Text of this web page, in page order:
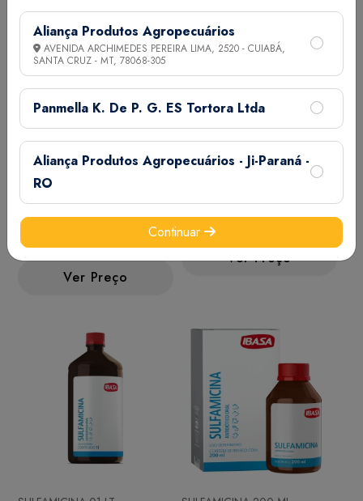
IBATRIN ORAL CAES GATOS
Ver Preço
KETOCHLOR 250 ML
Ver Preço
Aliança Produtos Agropecuários
AVENIDA ARCHIMEDES PEREIRA LIMA, 2520 - CUIABÁ,
SANTA CRUZ - MT, 78068-305
Panmella K. De P. G. ES Tortora Ltda
Aliança Produtos Agropecuários - Ji-Paraná -
RO
Continuar